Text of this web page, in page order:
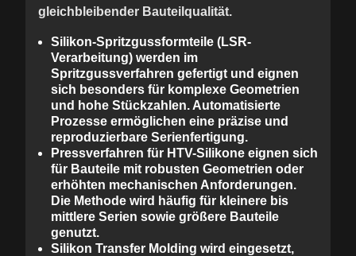
gleichbleibender Bauteilqualität.
Silikon-Spritzgussformteile (LSR-
Verarbeitung) werden im
Spritzgussverfahren gefertigt und eignen
sich besonders für komplexe Geometrien
und hohe Stückzahlen. Automatisierte
Prozesse ermöglichen eine präzise und
reproduzierbare Serienfertigung.
Pressverfahren für HTV-Silikone eignen sich
für Bauteile mit robusten Geometrien oder
erhöhten mechanischen Anforderungen.
Die Methode wird häufig für kleinere bis
mittlere Serien sowie größere Bauteile
genutzt.
Silikon Transfer Molding wird eingesetzt,